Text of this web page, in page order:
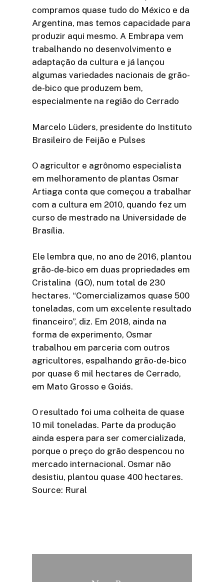
compramos quase tudo do México e da
Argentina, mas temos capacidade para
produzir aqui mesmo. A Embrapa vem
trabalhando no desenvolvimento e
adaptação da cultura e já lançou
algumas variedades nacionais de grão-
de-bico que produzem bem,
especialmente na região do Cerrado
Marcelo Lüders, presidente do Instituto
Brasileiro de Feijão e Pulses
O agricultor e agrônomo especialista
em melhoramento de plantas Osmar
Artiaga conta que começou a trabalhar
com a cultura em 2010, quando fez um
curso de mestrado na Universidade de
Brasília.
Ele lembra que, no ano de 2016, plantou
grão-de-bico em duas propriedades em
Cristalina (GO), num total de 230
hectares. “Comercializamos quase 500
toneladas, com um excelente resultado
financeiro”, diz. Em 2018, ainda na
forma de experimento, Osmar
trabalhou em parceria com outros
agricultores, espalhando grão-de-bico
por quase 6 mil hectares de Cerrado,
em Mato Grosso e Goiás.
O resultado foi uma colheita de quase
10 mil toneladas. Parte da produção
ainda espera para ser comercializada,
porque o preço do grão despencou no
mercado internacional. Osmar não
desistiu, plantou quase 400 hectares.
Source: Rural